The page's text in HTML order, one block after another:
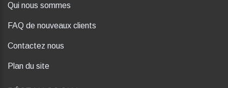
Qui nous sommes
FAQ de nouveaux clients
Contactez nous
Plan du site